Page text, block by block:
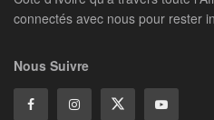
connectés avec nous pour rester
Nous Suivre